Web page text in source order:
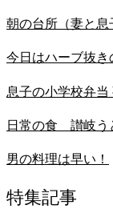
朝の台所（妻と息
今日はハーブ抜き
息子の小学校弁当
日常の食 讃岐う
男の料理は早い！
特集記事